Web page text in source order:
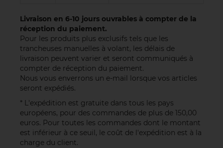
Livraison en 6-10 jours ouvrables à compter de la
réception du paiement.
Pour les produits plus exclusifs tels que les
trancheuses manuelles à volant, les délais de
livraison peuvent varier et seront communiqués à
compter de réception du paiement.
Nous vous enverrons un e-mail lorsque vos articles
seront expédiés.
* L'expédition est gratuite dans tous les pays
européens, pour des commandes de plus de 150,00
euros. Pour toutes les commandes dont le montant
est inférieur à ce seuil, le coût de l'expédition est à la
charge du client.